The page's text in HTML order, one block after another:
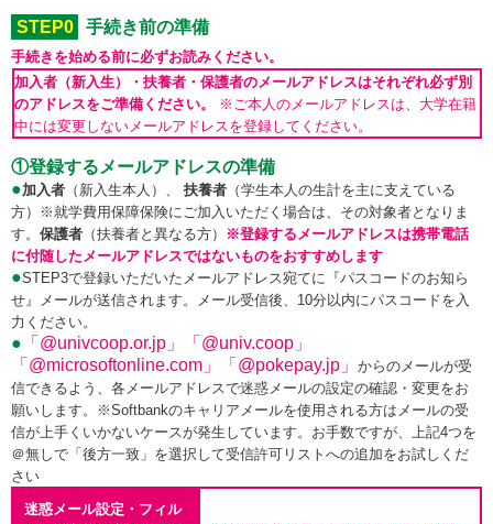
STEP0 手続き前の準備
手続きを始める前に必ずお読みください。
加入者（新入生）・扶養者・保護者のメールアドレスはそれぞれ必ず別
のアドレスをご準備ください。
※ご本人のメールアドレスは、大学在籍
中には変更しないメールアドレスを登録してください。
①登録するメールアドレスの準備
●加入者 （新入生本人）、 扶養者 （学生本人の生計を主に支えている
方）※就学費用保障保険にご加入いただく場合は、その対象者となりま
す。 保護者 （扶養者と異なる方）
※登録するメールアドレスは携帯電話
に付随したメールアドレスではないものをおすすめします
●STEP3で登録いただいたメールアドレス宛てに『パスコードのお知ら
せ』メールが送信されます。メール受信後、10分以内にパスコードを入
力ください。
● 「@univcoop.or.jp」「@univ.coop」
「@microsoftonline.com」「@pokepay.jp」 からのメールが受
信できるよう、各メールアドレスで迷惑メールの設定の確認・変更をお
願いします。※Softbankのキャリアメールを使用される方はメールの受
信が上手くいかないケースが発生しています。お手数ですが、上記4つを
＠無しで「後方一致」を選択して受信許可リストへの追加をお試しくだ
さい
迷惑メール設定・フィル